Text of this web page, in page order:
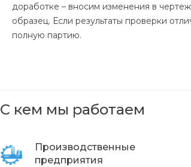
доработке – вносим изменения в
образец. Если результаты проверки
полную партию.
С кем мы работаем
Производственные
предприятия